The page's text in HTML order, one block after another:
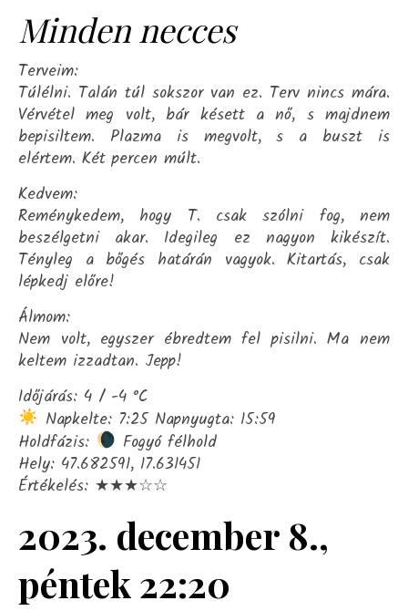
Minden necces
Terveim:
Túlélni. Talán túl sokszor van ez. Terv nincs mára.
Vérvétel meg volt, bár késett a nő, s majdnem
bepisiltem. Plazma is megvolt, s a buszt is
elértem. Két percen múlt.
Kedvem:
Reménykedem, hogy T. csak szólni fog, nem
beszélgetni akar. Idegileg ez nagyon kikészít.
Tényleg a bőgés határán vagyok. Kitartás, csak
lépkedj előre!
Álmom:
Nem volt, egyszer ébredtem fel pisilni. Ma nem
keltem izzadtan. Jepp!
Időjárás: 4 / -4 °C
Napkelte: 7:25 Napnyugta: 15:59
Holdfázis:
Fogyó félhold
Hely: 47.682591, 17.631451
Értékelés: ★★★☆☆
2023. december 8.,
péntek 22:20